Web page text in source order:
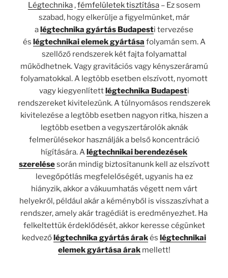
Légtechnika,fémfelületek tisztítása– Ez sosem
szabad, hogy elkerülje a figyelmünket, már
a légtechnika gyártás Budapesti tervezése
és légtechnikai elemek gyártása folyamán sem. A
szellőző rendszerek két fajta folyamattal
működhetnek. Vagy gravitációs vagy kényszeráramú
folyamatokkal. A legtöbb esetben elszívott, nyomott
vagy kiegyenlített légtechnika Budapesti
rendszereket kivitelezünk. A túlnyomásos rendszerek
kivitelezése a legtöbb esetben nagyon ritka, hiszen a
legtöbb esetben a vegyszertárolók aknák
felmerülésekor használják a belső koncentráció
hígítására. A légtechnikai berendezések
szerelésesorán mindig biztosítanunk kell az elszívott
levegőpótlás megfelelőségét, ugyanis ha ez
hiányzik, akkor a vákuumhatás végett nem várt
helyekről, például akár a kéményből is visszaszívhat a
rendszer, amely akár tragédiát is eredményezhet. Ha
felkeltettük érdeklődését, akkor keresse cégünket
kedvező légtechnika gyártás árakés légtechnikai
elemek gyártása árakmellett!